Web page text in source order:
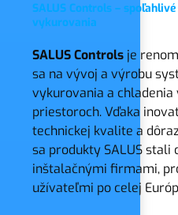
SALUS Controls –
vykurovania
SALUS Controls je
sa na vývoj a výrobu
vykurovania a
priestoroch. Vďaka
technickej kvalite a
sa produkty SALUS stali
inštalačnými firmami,
užívateľmi po celej